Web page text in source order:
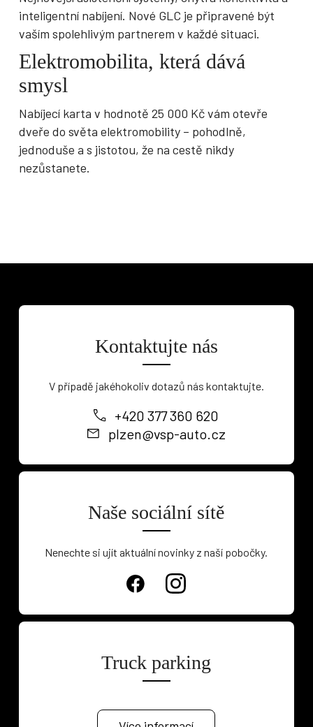
inteligentní nabíjení. Nové GLC je připravené být
vaším spolehlivým partnerem v každé situaci.
Elektromobilita, která dává
smysl
Nabíjecí karta v hodnotě 25 000 Kč vám otevře
dveře do světa elektromobility – pohodlně,
jednoduše a s jistotou, že na cestě nikdy
nezůstanete.
Kontaktujte nás
V případě jakéhokoliv dotazů nás kontaktujte.
+420 377 360 620
plzen@vsp-auto.cz
Naše sociální sítě
Nenechte si ujít aktuální novinky z naší pobočky.
Truck parking